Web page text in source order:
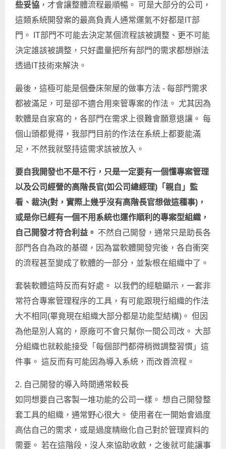
些妥協 ，才會讓整體流程最順暢。 可是大部分的公司，
這類系統開發案的最高負責人通常運氣不好都是IT部
門。 IT部門不可能去決定某個流程該被調整、更不可能
決定誰該被調整，只好盡量把所有部門的需求都想辦法
透過IT技術來解決。
最後，這極可能是個疊床架屋的做事方法 - 每部門需求
都被滿足，可是卻不適合用來管專案的作法。 尤其因為
軟體是自家寫的，各部門在需求上很難會願意退讓。 每
個山頭都覺得，我部門目前的作法在系統上都要能滿
足，不然我就堅持這需求該被放入。
要自我開發也不是不行，只是一定要有一個懂專案管理
以及公司經營的高階長官(如公司總經理) 「親自」監
看、裁決(對，實際上幾乎沒有高階長官想做這種事) ，
或是你已經有一個不用系統也運作順利的專案型組織，
自己開發才符合利益。 不然自己開發，通常只是助長各
部門各自為政的基礎，因為當軟體開發完後，各自衝突
的流程甚至變成了軟體的一部分，並紮根在組織中了。
套裝軟體這時反而有好處。 以我們的經驗顯示，一套非
常符合專案管理程序的工具，有可能跟現行組織的作法
大不相同(畢竟現在組織大部分都是功能型結構)。 但因
為他是別人寫的，原廠可不會只幫你一間公司改。 大部
分組織也就較能接受「每個部門都得稍微調整習慣」這
件事。 這反而有可能因為導入系統，而改善流程。
2. 自己開發的導入時間通常較長
如同想要自己客製一堆功能的公司一樣。 想自己開發整
套工具的組織，通常野心很大。 使用者在一開始會過度
高估自己的需求，或是過度精緻化自己對於管理資料的
需要。 若在這階段，沒人來協助收斂，之後就可能讓事